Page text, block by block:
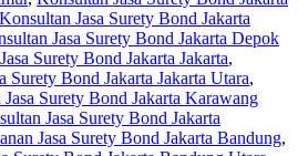
Konsultan Jasa Surety Bond Jakarta
Jasa Surety Bond Jakarta Depok
Surety Bond Jakarta Jakarta,
Surety Bond Jakarta Jakarta Utara,
Surety Bond Jakarta Karawang
Jasa Surety Bond Jakarta
Jasa Surety Bond Jakarta Bandung,